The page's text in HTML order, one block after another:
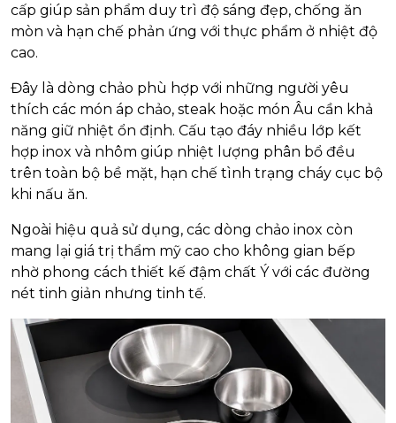
cấp giúp sản phẩm duy trì độ sáng đẹp, chống ăn
mòn và hạn chế phản ứng với thực phẩm ở nhiệt độ
cao.
Đây là dòng chảo phù hợp với những người yêu
thích các món áp chảo, steak hoặc món Âu cần khả
năng giữ nhiệt ổn định. Cấu tạo đáy nhiều lớp kết
hợp inox và nhôm giúp nhiệt lượng phân bổ đều
trên toàn bộ bề mặt, hạn chế tình trạng cháy cục bộ
khi nấu ăn.
Ngoài hiệu quả sử dụng, các dòng chảo inox còn
mang lại giá trị thẩm mỹ cao cho không gian bếp
nhờ phong cách thiết kế đậm chất Ý với các đường
nét tinh giản nhưng tinh tế.